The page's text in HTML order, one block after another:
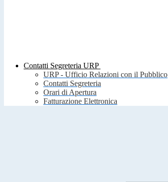
Contatti Segreteria URP
URP - Ufficio Relazioni con il Pubblico
Contatti Segreteria
Orari di Apertura
Fatturazione Elettronica